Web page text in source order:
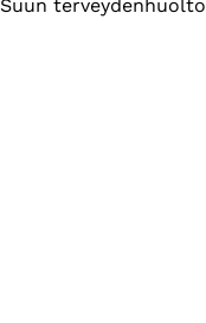
Suun terveydenhuolto